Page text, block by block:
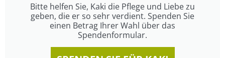
Bitte helfen Sie, Kaki die Pflege und Liebe zu
geben, die er so sehr verdient. Spenden Sie
einen Betrag Ihrer Wahl über das
Spendenformular.